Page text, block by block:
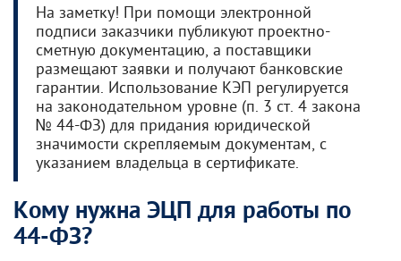
На заметку! При помощи электронной
подписи заказчики публикуют проектно-
сметную документацию, а поставщики
размещают заявки и получают банковские
гарантии. Использование КЭП регулируется
на законодательном уровне (п. 3 ст. 4 закона
№ 44-ФЗ) для придания юридической
значимости скрепляемым документам, с
указанием владельца в сертификате.
Кому нужна ЭЦП для работы по
44-ФЗ?